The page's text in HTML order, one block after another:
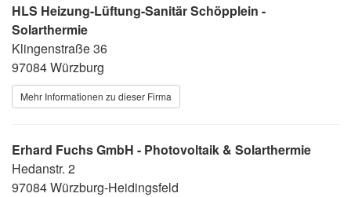
HLS Heizung-Lüftung-Sanitär Schöpplein -
Solarthermie
Klingenstraße 36
97084 Würzburg
Mehr Informationen zu dieser Firma
Erhard Fuchs GmbH - Photovoltaik & Solarthermie
Hedanstr. 2
97084 Würzburg-Heidingsfeld